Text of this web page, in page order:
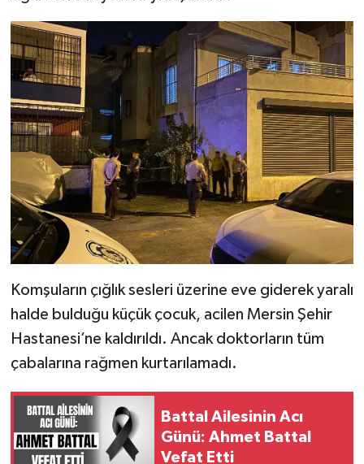
Komşuların çığlık sesleri üzerine eve giderek yaralı
halde bulduğu küçük çocuk, acilen Mersin Şehir
Hastanesi’ne kaldırıldı. Ancak doktorların tüm
çabalarına rağmen kurtarılamadı.
Battal Ailesinin Acı
Günü: Ahmet Battal
Vefat Etti